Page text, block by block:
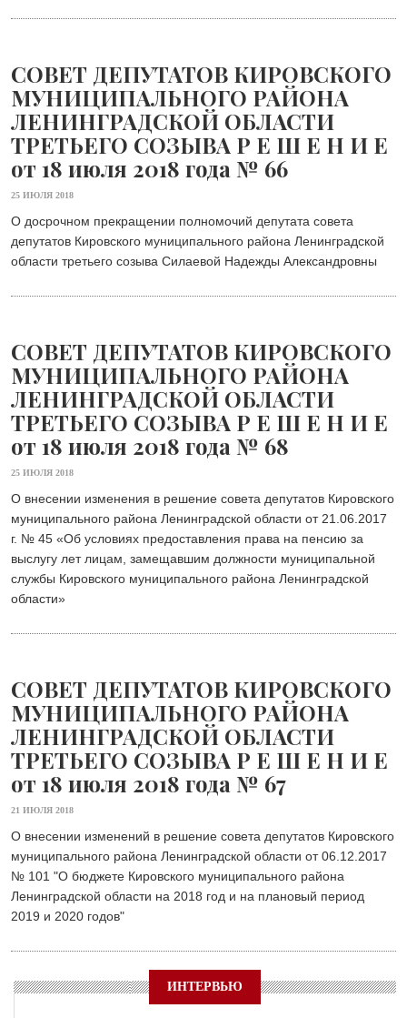
СОВЕТ ДЕПУТАТОВ КИРОВСКОГО
МУНИЦИПАЛЬНОГО РАЙОНА
ЛЕНИНГРАДСКОЙ ОБЛАСТИ
ТРЕТЬЕГО СОЗЫВА Р Е Ш Е Н И Е
от 18 июля 2018 года № 66
25 ИЮЛЯ 2018
О досрочном прекращении полномочий депутата совета
депутатов Кировского муниципального района Ленинградской
области третьего созыва Силаевой Надежды Александровны
СОВЕТ ДЕПУТАТОВ КИРОВСКОГО
МУНИЦИПАЛЬНОГО РАЙОНА
ЛЕНИНГРАДСКОЙ ОБЛАСТИ
ТРЕТЬЕГО СОЗЫВА Р Е Ш Е Н И Е
от 18 июля 2018 года № 68
25 ИЮЛЯ 2018
О внесении изменения в решение совета депутатов Кировского
муниципального района Ленинградской области от 21.06.2017
г. № 45 «Об условиях предоставления права на пенсию за
выслугу лет лицам, замещавшим должности муниципальной
службы Кировского муниципального района Ленинградской
области»
СОВЕТ ДЕПУТАТОВ КИРОВСКОГО
МУНИЦИПАЛЬНОГО РАЙОНА
ЛЕНИНГРАДСКОЙ ОБЛАСТИ
ТРЕТЬЕГО СОЗЫВА Р Е Ш Е Н И Е
от 18 июля 2018 года № 67
21 ИЮЛЯ 2018
О внесении изменений в решение совета депутатов Кировского
муниципального района Ленинградской области от 06.12.2017
№ 101 "О бюджете Кировского муниципального района
Ленинградской области на 2018 год и на плановый период
2019 и 2020 годов"
ИНТЕРВЬЮ